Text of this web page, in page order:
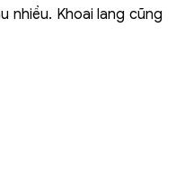
nhiều. Khoai lang cũng